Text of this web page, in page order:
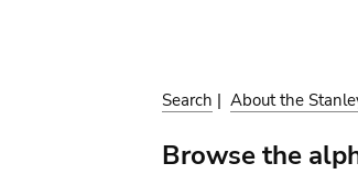
Search | About the
Browse the